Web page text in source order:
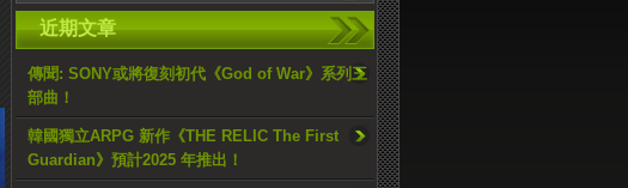
近期文章
傳聞: SONY或將復刻初代《God of War》系列三
部曲！
韓國獨立ARPG 新作《THE RELIC The First
Guardian》預計2025 年推出！